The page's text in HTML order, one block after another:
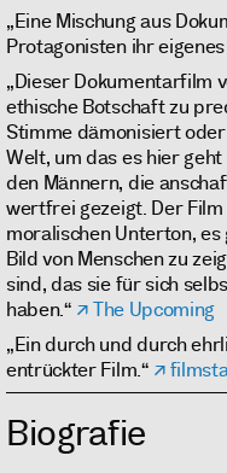
„Eine Mischung aus
Protagonisten ihr
„Dieser Dokumentarfilm
ethische Botschaft zu
Stimme dämonisiert
Welt, um das es hier
den Männern, die
wertfrei gezeigt. Der
moralischen Unterton,
Bild von Menschen zu
sind, das sie für sich
haben.“
The Upcoming
„Ein durch und durch
entrückter Film.“
Biografie